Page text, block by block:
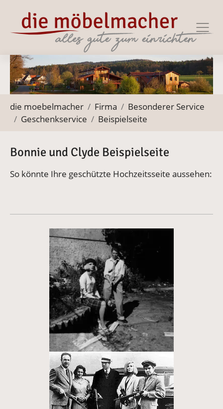
Zur Haupt-Navigation springen
Zum Hauptinhalt springen
Zum Footer springen
die moebelmacher Firma
Besonderer Service
Geschenkservice
Beispielseite
Bonnie und Clyde Beispielseite
So könnte Ihre geschützte Hochzeitsseite aussehen: